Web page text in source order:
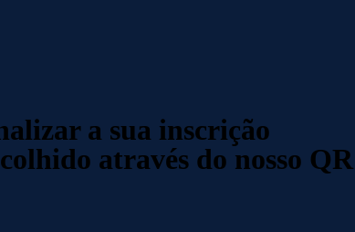
a sua inscrição
através do nosso